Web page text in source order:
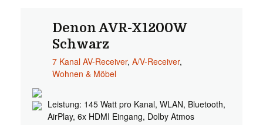
Denon AVR-X1200W
Schwarz
7 Kanal AV-Receiver, A/V-Receiver,
Wohnen & Möbel
Leistung: 145 Watt pro Kanal, WLAN, Bluetooth,
AirPlay, 6x HDMI Eingang, Dolby Atmos